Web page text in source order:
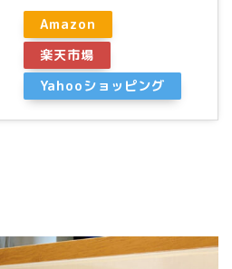
Amazon
楽天市場
Yahooショッピング